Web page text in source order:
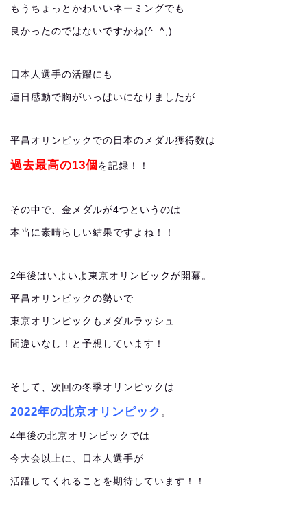
もうちょっとかわいいネーミングでも
良かったのではないですかね(^_^;)
日本人選手の活躍にも
連日感動で胸がいっぱいになりましたが
平昌オリンピックでの日本のメダル獲得数は
過去最高の13個 を記録！！
その中で、金メダルが4つというのは
本当に素晴らしい結果ですよね！！
2年後はいよいよ東京オリンピックが開幕。
平昌オリンピックの勢いで
東京オリンピックもメダルラッシュ
間違いなし！と予想しています！
そして、次回の冬季オリンピックは
2022年の北京オリンピック 。
4年後の北京オリンピックでは
今大会以上に、日本人選手が
活躍してくれることを期待しています！！